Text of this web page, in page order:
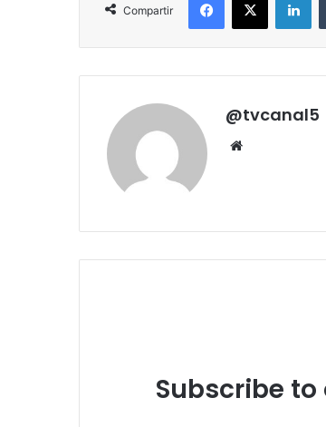
Compartir
@tvcanal5
Subscribe